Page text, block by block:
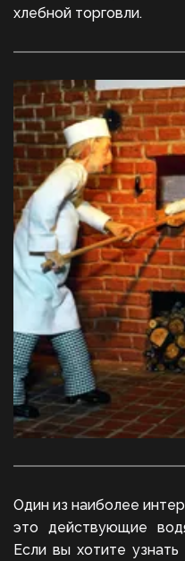
хлебной торговли.
Один из наиболее
это действующие
Если вы хотите